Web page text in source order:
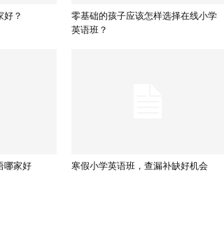
好？
零基础的孩子应该怎样选择在线小学
英语班？
哪家好 寒假小学英语班，查漏补缺好机会